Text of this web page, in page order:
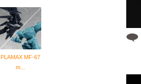
PLAMAX MF-67
m...